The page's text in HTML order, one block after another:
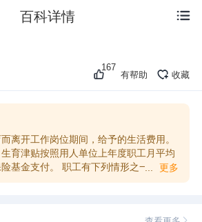
百科详情
167
有帮助 收藏
离开工作岗位期间，给予的生活费用。
育津贴按照用人单位上年度职工月平均
基金支付。 职工有下列情形之一的，可
育津贴： （一）女职工生育享受产假；
... 更多